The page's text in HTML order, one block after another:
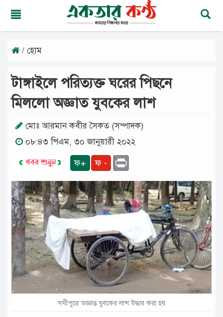
রবিবার,
অগাস্ট
২০২৬
শ্রাবণ
বঙ্গাব্দ
মূলপাতা
জাতীয়
দেশের
খবর
আমাদের
টাঙ্গাইল
আন্তর্জাতিক
রাজনীতি
অপরাধ
/ হোম
টাঙ্গাইলে পরিত্যক্ত ঘরের পিছনে
মিললো অজ্ঞাত যুবকের লাশ
মোঃ আরমান কবীর সৈকত (সম্পাদক)
০৮:৪৩ পিএম, ৩০ জানুয়ারী ২০২২
ফ+ ফ -
সখীপুরে অজ্ঞাত যুবকের লাশ উদ্ধার করা হয়